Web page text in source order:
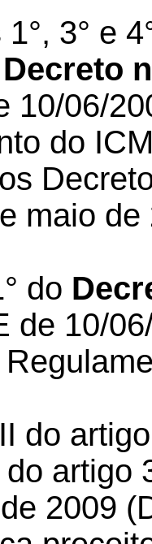
3° e
Decreto
10/06/
do
maio
do
de 10/
do
do artigo
2009